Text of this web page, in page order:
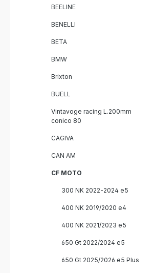
BEELINE
BENELLI
BETA
BMW
Brixton
BUELL
Vintavoge racing L.200mm
conico 80
CAGIVA
CAN AM
CF MOTO
300 NK 2022-2024 e5
400 NK 2019/2020 e4
400 NK 2021/2023 e5
650 Gt 2022/2024 e5
650 Gt 2025/2026 e5 Plus